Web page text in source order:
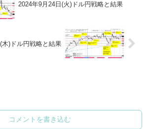
2024年9月24日(火)ドル円戦略と結果
木)ドル円戦略と結果
コメントを書き込む